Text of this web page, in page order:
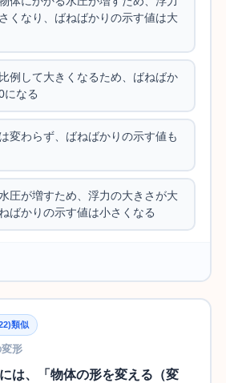
くなり、ばねばかりの示す値は大
例して大きくなるため、ばねばか
になる
変わらず、ばねばかりの示す値も
圧が増すため、浮力の大きさが大
ばかりの示す値は小さくなる
類似
形
は、「物体の形を変える（変